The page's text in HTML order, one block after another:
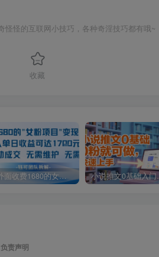
怪的互联网小技巧，各种奇淫技巧都有哦~
收藏
外面收费1680的女粉项目变现，单人单日收益可达1.7k，全自动成交无需维护 小说推文
负责声明